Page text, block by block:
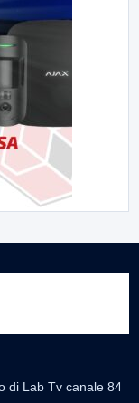
di Lab Tv canale 84